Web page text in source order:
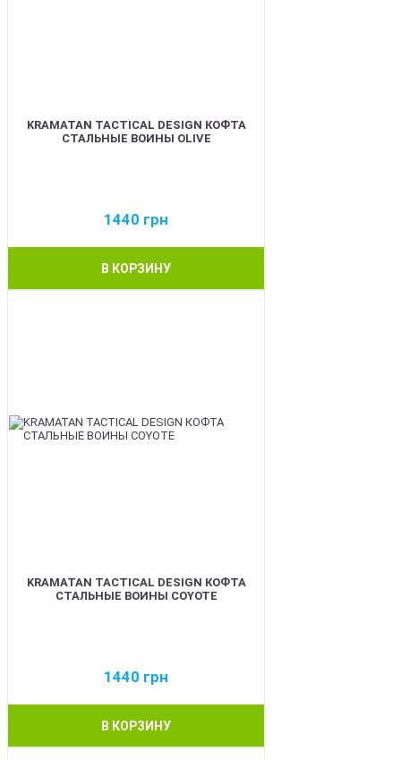
KRAMATAN TACTICAL DESIGN КОФТА
СТАЛЬНЫЕ ВОИНЫ OLIVE
1440 грн
В КОРЗИНУ
KRAMATAN TACTICAL DESIGN КОФТА
СТАЛЬНЫЕ ВОИНЫ COYOTE
1440 грн
В КОРЗИНУ